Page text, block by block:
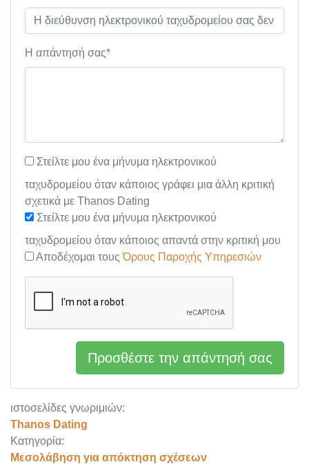
ιστοσελίδες γνωριμιών:
Thanos Dating
Κατηγορία:
Μεσολάβηση για απόκτηση σχέσεων
Η απάντησή σας*
Στείλτε μου ένα μήνυμα ηλεκτρονικού
ταχυδρομείου όταν κάποιος γράφει μια άλλη κριτική
σχετικά με Thanos Dating
Στείλτε μου ένα μήνυμα ηλεκτρονικού
ταχυδρομείου όταν κάποιος απαντά στην κριτική μου
Αποδέχομαι τουςΌρους Παροχής Υπηρεσιών
Προσθέστε την απάντησή σας